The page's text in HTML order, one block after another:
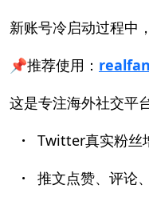
新账号冷启动过程中
📌推荐使用：
这是专注海外社交平
·
Twitter真实粉丝
·
推文点赞、评论